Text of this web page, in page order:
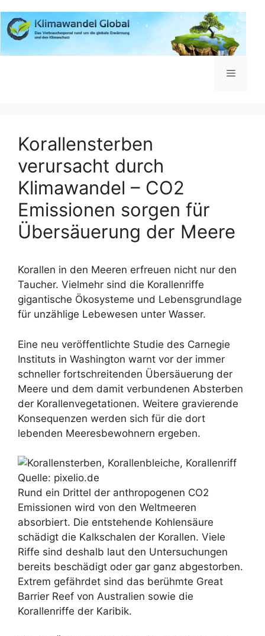
Inhalt
springen
Menü
Korallensterben
verursacht durch
Klimawandel – CO2
Emissionen sorgen für
Übersäuerung der Meere
Korallen in den Meeren erfreuen nicht nur den
Taucher. Vielmehr sind die Korallenriffe
gigantische Ökosysteme und Lebensgrundlage
für unzählige Lebewesen unter Wasser.
Eine neu veröffentlichte Studie des Carnegie
Instituts in Washington warnt vor der immer
schneller fortschreitenden Übersäuerung der
Meere und dem damit verbundenen Absterben
der Korallenvegetationen. Weitere gravierende
Konsequenzen werden sich für die dort
lebenden Meeresbewohnern ergeben.
Quelle: pixelio.de
Rund ein Drittel der anthropogenen CO2
Emissionen wird von den Weltmeeren
absorbiert. Die entstehende Kohlensäure
schädigt die Kalkschalen der Korallen. Viele
Riffe sind deshalb laut den Untersuchungen
bereits beschädigt oder gar ganz abgestorben.
Extrem gefährdet sind das berühmte Great
Barrier Reef von Australien sowie die
Korallenriffe der Karibik.